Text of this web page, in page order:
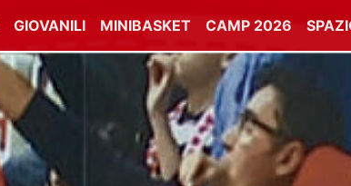
GIOVANILI MINIBASKET CAMP 2026